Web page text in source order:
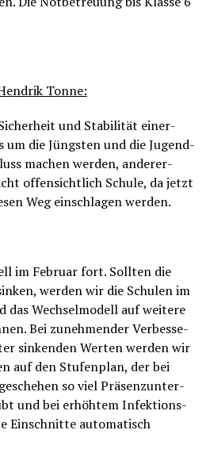
Tonne:
und Sta­bi­li­tät einer­
um die Jüngs­ten und die Jugend­
machen wer­den, ande­rer­
offen­sicht­lich Schu­le, da jetzt
Weg ein­schla­gen werden.
im Febru­ar fort. Soll­ten die
wer­den wir die Schu­len im
Wech­sel­mo­dell auf wei­te­re
Bei zuneh­men­der Ver­bes­se­
sin­ken­den Wer­ten wer­den wir
auf den Stu­fen­plan, der bei
so viel Prä­senz­un­ter­
und bei erhöh­tem Infek­ti­ons­
Ein­schnit­te auto­ma­tisch